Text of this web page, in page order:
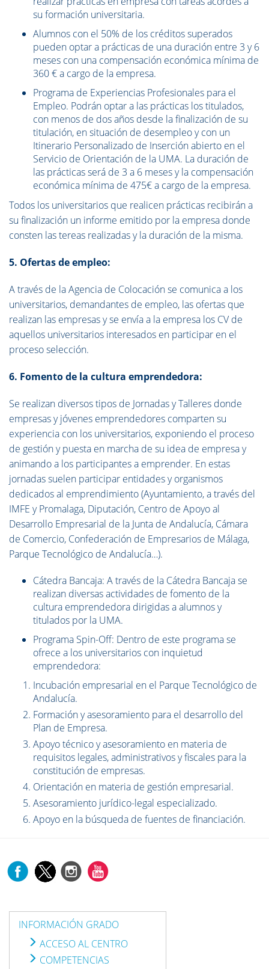
su formación universitaria.
Alumnos con el 50% de los créditos superados
pueden optar a prácticas de una duración entre 3 y 6
meses con una compensación económica mínima de
360 € a cargo de la empresa.
Programa de Experiencias Profesionales para el
Empleo. Podrán optar a las prácticas los titulados,
con menos de dos años desde la finalización de su
titulación, en situación de desempleo y con un
Itinerario Personalizado de Inserción abierto en el
Servicio de Orientación de la UMA. La duración de
las prácticas será de 3 a 6 meses y la compensación
económica mínima de 475€ a cargo de la empresa.
Todos los universitarios que realicen prácticas recibirán a
su finalización un informe emitido por la empresa donde
consten las tereas realizadas y la duración de la misma.
5. Ofertas de empleo:
A través de la Agencia de Colocación se comunica a los
universitarios, demandantes de empleo, las ofertas que
realizan las empresas y se envía a la empresa los CV de
aquellos universitarios interesados en participar en el
proceso selección.
6. Fomento de la cultura emprendedora:
Se realizan diversos tipos de Jornadas y Talleres donde
empresas y jóvenes emprendedores comparten su
experiencia con los universitarios, exponiendo el proceso
de gestión y puesta en marcha de su idea de empresa y
animando a los participantes a emprender. En estas
jornadas suelen participar entidades y organismos
dedicados al emprendimiento (Ayuntamiento, a través del
IMFE y Promalaga, Diputación, Centro de Apoyo al
Desarrollo Empresarial de la Junta de Andalucía, Cámara
de Comercio, Confederación de Empresarios de Málaga,
Parque Tecnológico de Andalucía…).
Cátedra Bancaja: A través de la Cátedra Bancaja se
realizan diversas actividades de fomento de la
cultura emprendedora dirigidas a alumnos y
titulados por la UMA.
Programa Spin-Off: Dentro de este programa se
ofrece a los universitarios con inquietud
emprendedora:
Incubación empresarial en el Parque Tecnológico de
Andalucía.
Formación y asesoramiento para el desarrollo del
Plan de Empresa.
Apoyo técnico y asesoramiento en materia de
requisitos legales, administrativos y fiscales para la
constitución de empresas.
Orientación en materia de gestión empresarial.
Asesoramiento jurídico-legal especializado.
Apoyo en la búsqueda de fuentes de financiación.
INFORMACIÓN GRADO
ACCESO AL CENTRO
COMPETENCIAS